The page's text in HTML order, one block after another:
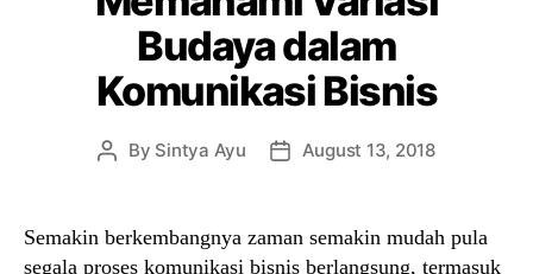
Budaya dalam
Komunikasi Bisnis
Post
By Sintya Ayu
PostAugust 13, 2018
Semakin berkembangnya zaman semakin mudah pula
segala proses komunikasi bisnis berlangsung, termasuk